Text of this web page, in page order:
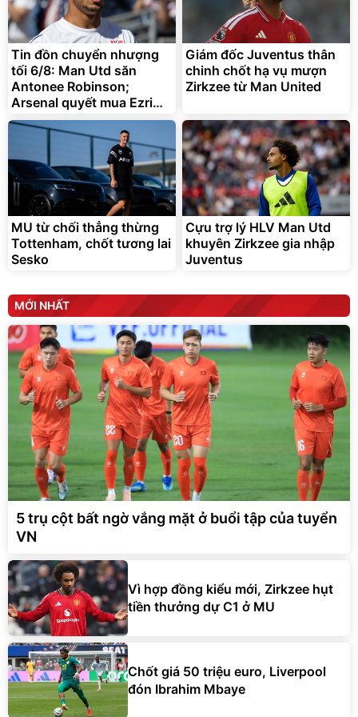
Lót ghế ôtô, nâng lưng
chống nóng giúp thoải mái
trong di chuyển
295.000đ
Đã bán nhiều
Tin đồn chuyển nhượng
tối 6/8: Man Utd săn
Antonee Robinson;
Arsenal quyết mua Ezri
Konsa
Giám đốc Juventus thân
chinh chốt hạ vụ mượn
Zirkzee từ Man United
MU từ chối thẳng thừng
Tottenham, chốt tương lai
Sesko
Cựu trợ lý HLV Man Utd
khuyên Zirkzee gia nhập
Juventus
MỚI NHẤT
5 trụ cột bất ngờ vắng mặt ở buổi tập của tuyển
VN
Vì hợp đồng kiểu mới, Zirkzee hụt
tiền thưởng dự C1 ở MU
Chốt giá 50 triệu euro, Liverpool
đón Ibrahim Mbaye